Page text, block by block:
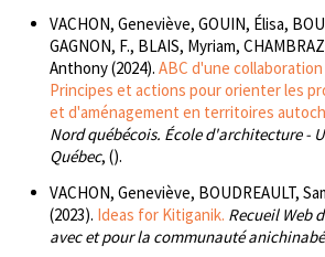
VACHON, Geneviève, GOUIN, Élisa,
GAGNON, F., BLAIS, Myriam,
Anthony (2024). ABC d'une
Principes et actions pour orienter les
et d'aménagement en territoires
Nord québécois. École d'architecture -
Québec, ().
VACHON, Geneviève, BOUDREAULT,
(2023). Ideas for Kitiganik. Recueil Web
avec et pour la communauté